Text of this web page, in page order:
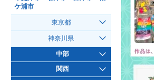
ケ浦市
東京都
神奈川県
中部
関西